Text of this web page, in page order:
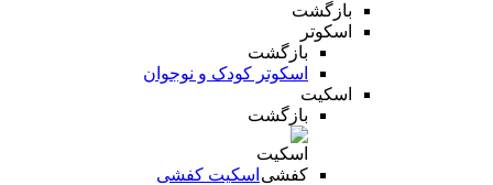
بازگشت
اسکوتر
بازگشت
اسکوتر کودک و نوجوان
اسکیت
بازگشت
اسکیت کفشی